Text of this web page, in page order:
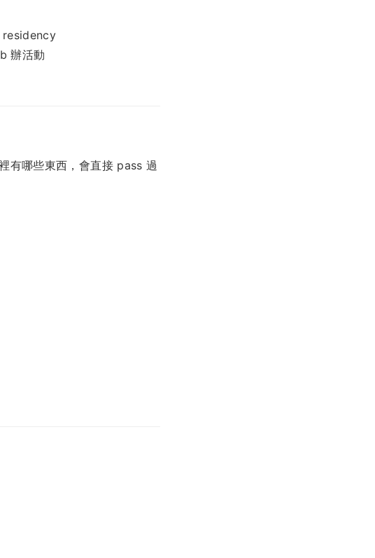
residency
辦活動
有哪些東西，會直接 pass 過